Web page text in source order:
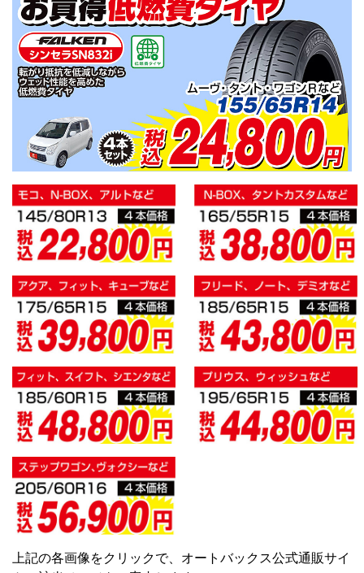
上記の各画像をクリックで、オートバックス公式通販サイ